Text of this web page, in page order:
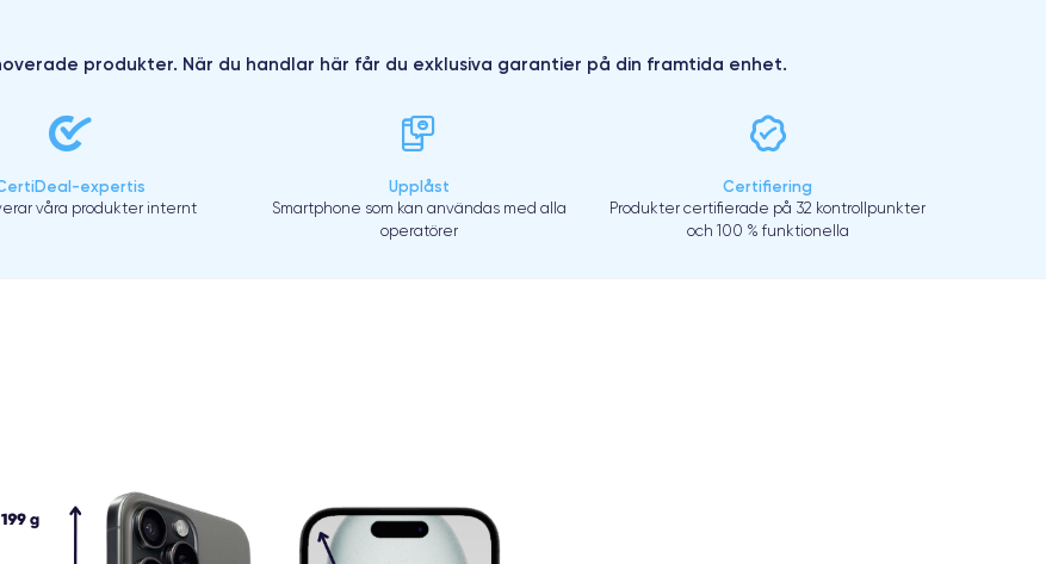
produkter. När du handlar här får du exklusiva garantier på din framtida enhet.
expertis
våra produkter internt
Upplåst
Smartphone som kan användas med alla
operatörer
Certifiering
Produkter certifierade på 32 kontrollpunkter
och 100 % funktionella